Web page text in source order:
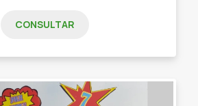
CONSULTAR